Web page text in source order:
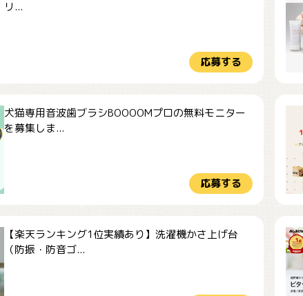
リ...
応募する
犬猫専用音波歯ブラシBOOOOMプロの無料モニター
を募集しま...
応募する
【楽天ランキング1位実績あり】洗濯機かさ上げ台
（防振・防音ゴ...